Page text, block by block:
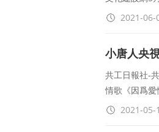
2021-06-
小唐人央
共工日報社-
情歌《因爲
2021-05-